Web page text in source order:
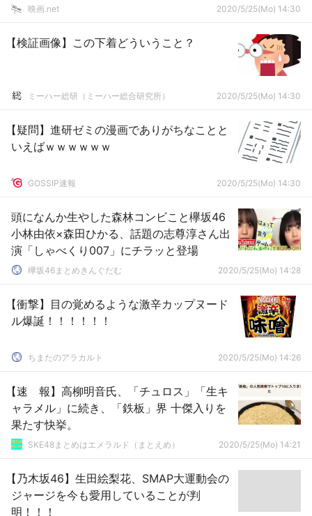
映画.net 2020/5/25(Mo) 14:30
【検証画像】この下着どういうこと？
ミーハー総研（ミーハー総合研究所） 2020/5/25(Mo) 14:30
【疑問】進研ゼミの漫画でありがちなことと
いえばｗｗｗｗｗｗ
GOSSIP速報 2020/5/25(Mo) 14:30
頭になんか生やした森林コンビこと欅坂46
小林由依×森田ひかる、話題の志尊淳さん出
演「しゃべくり007」にチラッと登場
欅坂46まとめきんぐだむ 2020/5/25(Mo) 14:28
【衝撃】目の覚めるような激辛カップヌード
ル爆誕！！！！！！
ちまたのアラカルト 2020/5/25(Mo) 14:26
【速 報】高柳明音氏、「チュロス」「生キ
ャラメル」に続き、「鉄板」界 十傑入りを
果たす快挙。
SKE48まとめはエメラルド（まとえめ） 2020/5/25(Mo) 14:21
【乃木坂46】生田絵梨花、SMAP大運動会の
ジャージを今も愛用していることが判
明！！！